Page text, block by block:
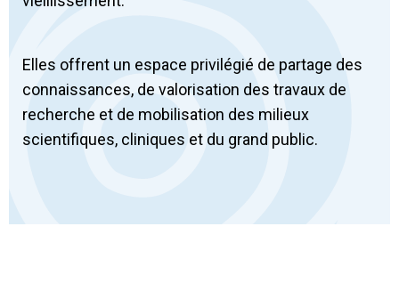
Elles offrent un espace privilégié de partage des
connaissances, de valorisation des travaux de
recherche et de mobilisation des milieux
scientifiques, cliniques et du grand public.